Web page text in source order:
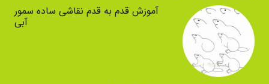
آموزش قدم به قدم نقاشی ساده سمور
آبی